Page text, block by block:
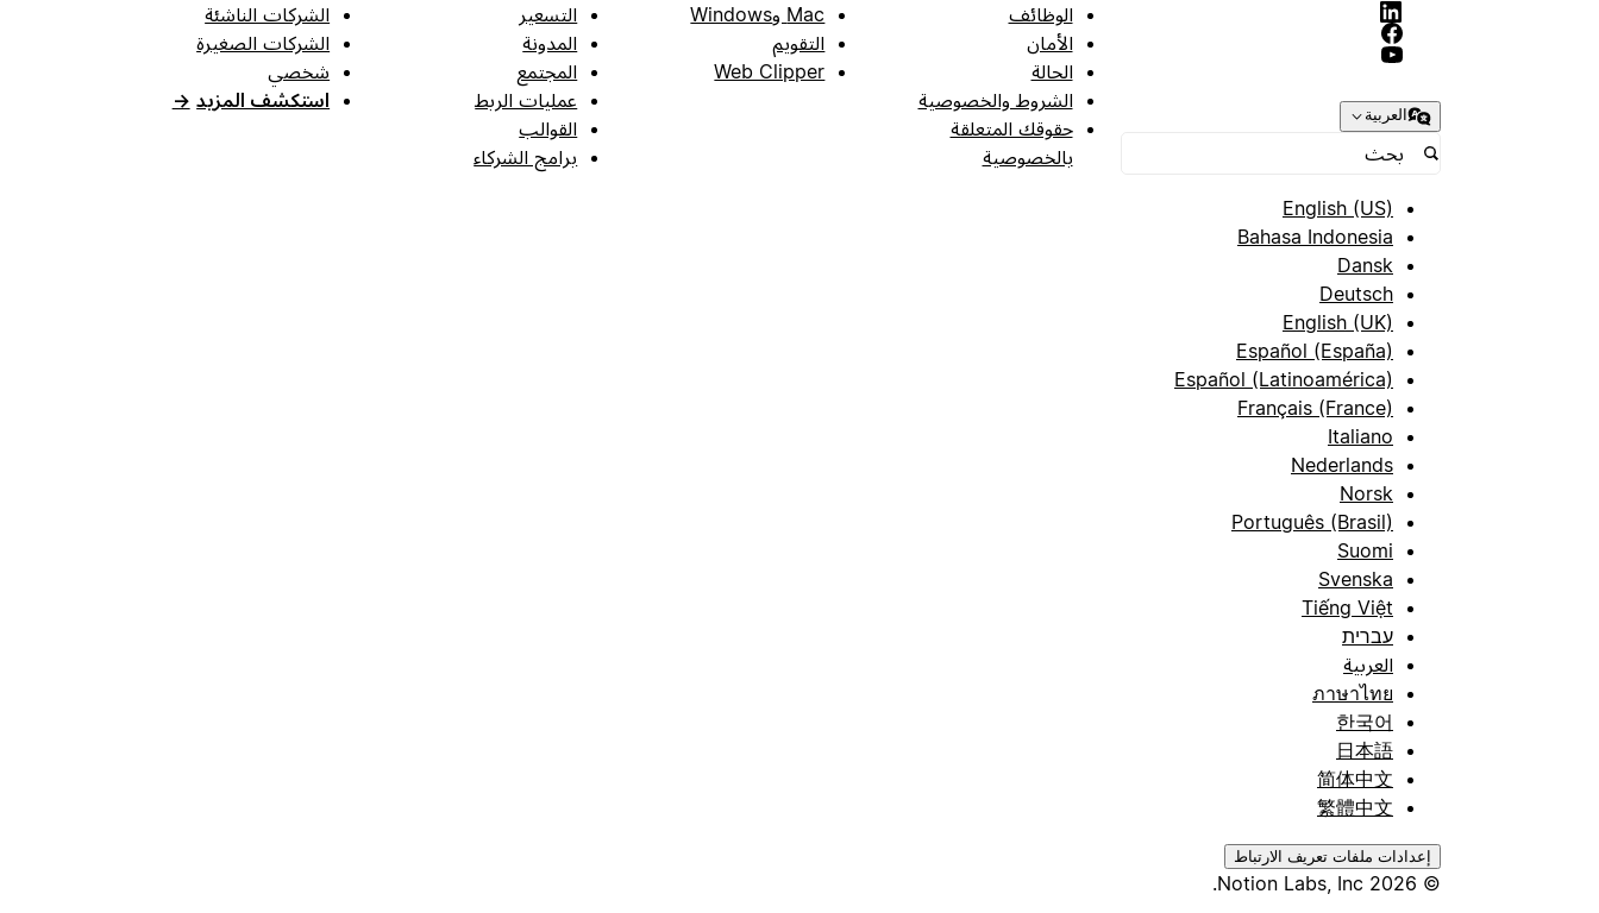
العربية
English (US)
Bahasa Indonesia
Dansk
Deutsch
English (UK)
Español (España)
Español (Latinoamérica)
Français (France)
Italiano
Nederlands
Norsk
Português (Brasil)
Suomi
Svenska
Tiếng Việt
עברית
العربية
ภาษาไทย
한국어
日本語
简体中文
繁體中文
إعدادات ملفات تعريف الارتباط
© 2026 Notion Labs, Inc.
الوظائف
الأمان
الحالة
الشروط والخصوصية
حقوقك المتعلقة
بالخصوصية
Mac وWindows
التقويم
Web Clipper
التسعير
المدونة
المجتمع
عمليات الربط
القوالب
برامج الشركاء
الشركات الناشئة
الشركات الصغيرة
شخصي
استكشف المزيد →